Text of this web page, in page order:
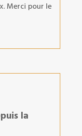
Merci pour le
la